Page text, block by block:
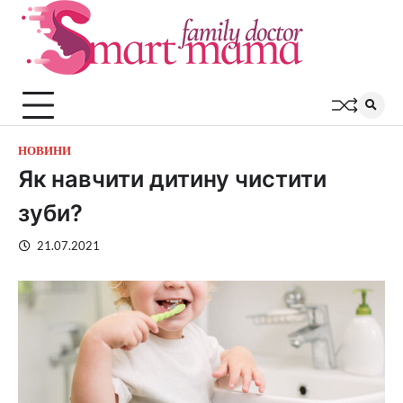
Перейти
НОВИНИ
Як навчити дитину чистити
зуби?
21.07.2021